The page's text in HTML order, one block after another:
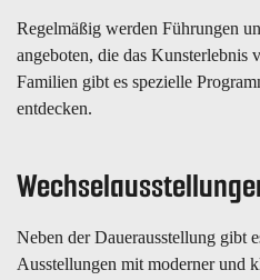
Regelmäßig werden Führungen
angeboten, die das Kunsterlebnis
Familien gibt es spezielle
entdecken.
Neben der Dauerausstellung gibt
Ausstellungen mit moderner und